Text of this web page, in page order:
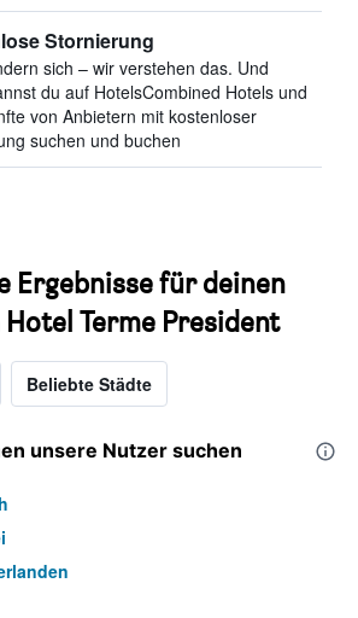
Stornierung
sich – wir verstehen das. Und
du auf HotelsCombined Hotels und
von Anbietern mit kostenloser
suchen und buchen
Ergebnisse für deinen
Terme President
Beliebte Städte
unsere Nutzer suchen